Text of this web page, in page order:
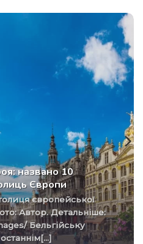
названо 10
Європи
Автор. Детальніше:
Бельгійську